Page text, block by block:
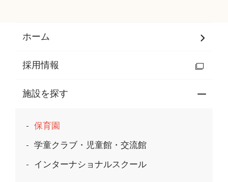
ホーム
採用情報
施設を探す
保育園
学童クラブ・児童館・交流館
インターナショナルスクール